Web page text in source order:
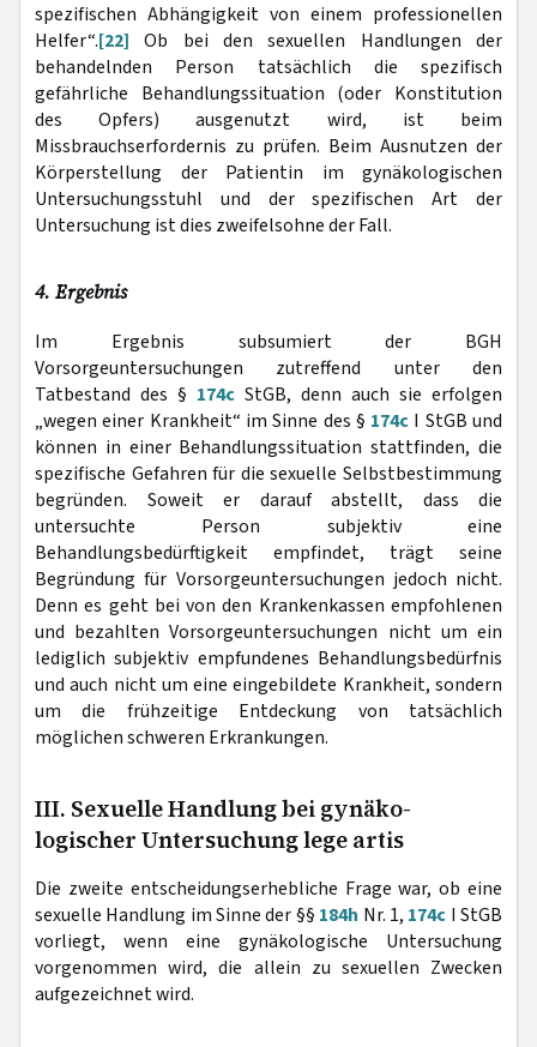
spezifischen Abhängigkeit von einem professionellen
Helfer“.[22] Ob bei den sexuellen Handlungen der
behandelnden Person tatsächlich die spezifisch
gefährliche Behandlungssituation (oder Konstitution
des Opfers) ausgenutzt wird, ist beim
Missbrauchserfordernis zu prüfen. Beim Ausnutzen der
Körperstellung der Patientin im gynäkologischen
Untersuchungsstuhl und der spezifischen Art der
Untersuchung ist dies zweifelsohne der Fall.
4. Ergebnis
Im Ergebnis subsumiert der BGH
Vorsorgeuntersuchungen zutreffend unter den
Tatbestand des § 174c StGB, denn auch sie erfolgen
„wegen einer Krankheit“ im Sinne des § 174c I StGB und
können in einer Behandlungssituation stattfinden, die
spezifische Gefahren für die sexuelle Selbstbestimmung
begründen. Soweit er darauf abstellt, dass die
untersuchte Person subjektiv eine
Behandlungsbedürftigkeit empfindet, trägt seine
Begründung für Vorsorgeuntersuchungen jedoch nicht.
Denn es geht bei von den Krankenkassen empfohlenen
und bezahlten Vorsorgeuntersuchungen nicht um ein
lediglich subjektiv empfundenes Behandlungsbedürfnis
und auch nicht um eine eingebildete Krankheit, sondern
um die frühzeitige Entdeckung von tatsächlich
möglichen schweren Erkrankungen.
III. Sexuelle Handlung bei gynäko-
logischer Untersuchung lege artis
Die zweite entscheidungserhebliche Frage war, ob eine
sexuelle Handlung im Sinne der §§ 184h Nr. 1, 174c I StGB
vorliegt, wenn eine gynäkologische Untersuchung
vorgenommen wird, die allein zu sexuellen Zwecken
aufgezeichnet wird.